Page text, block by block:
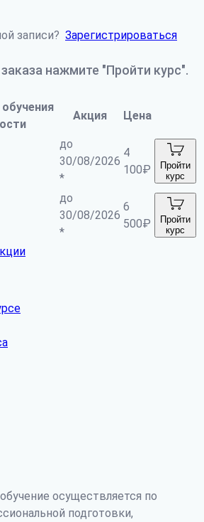
записи? Зарегистрироваться
нажмите "Пройти курс".
Акция Цена
до
30/08/2026
*
4
100₽
Пройти
курс
до
30/08/2026
*
6
500₽
Пройти
курс
осуществляется по
подготовки,